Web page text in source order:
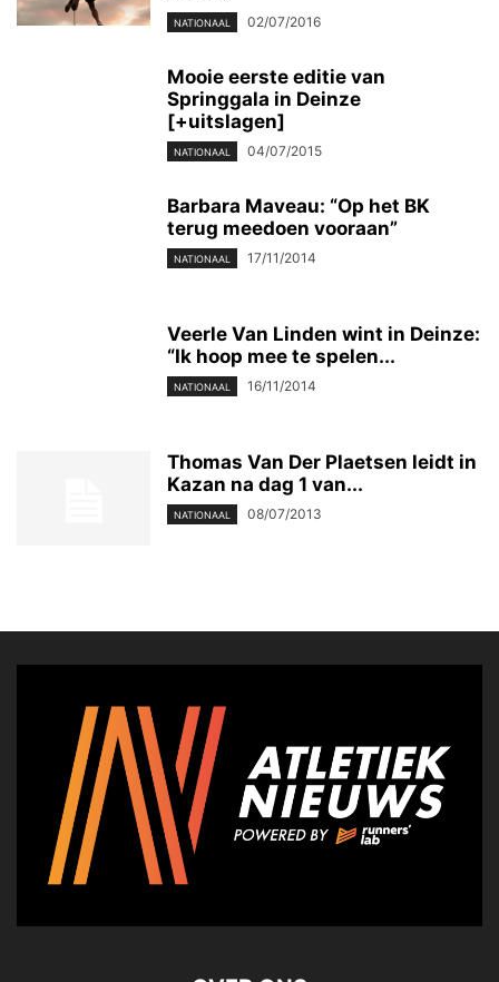
NATIONAAL 02/07/2016
Mooie eerste editie van
Springgala in Deinze
[+uitslagen]
NATIONAAL 04/07/2015
Barbara Maveau: “Op het BK
terug meedoen vooraan”
NATIONAAL 17/11/2014
Veerle Van Linden wint in Deinze:
“Ik hoop mee te spelen...
NATIONAAL 16/11/2014
Thomas Van Der Plaetsen leidt in
Kazan na dag 1 van...
NATIONAAL 08/07/2013